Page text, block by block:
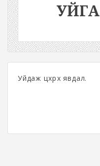
УЙГА
Уйдаж цөхрөх явдал.